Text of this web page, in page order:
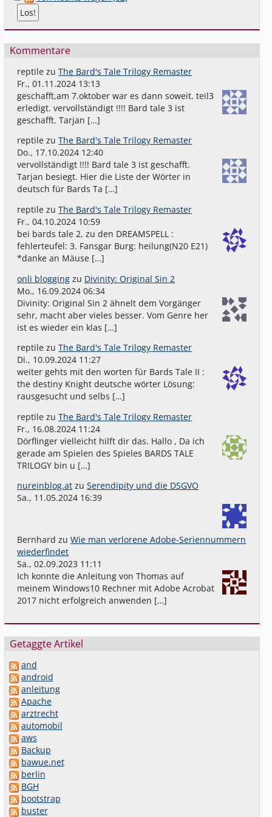
Kommentare
reptile zuThe Bard's Tale Trilogy Remaster
Fr., 01.11.2024 13:13
geschafft,am 7.oktober war es dann soweit. teil3
erledigt. vervollständigt !!!! Bard tale 3 ist
geschafft. Tarjan […]
reptile zuThe Bard's Tale Trilogy Remaster
Do., 17.10.2024 12:40
vervollständigt !!!! Bard tale 3 ist geschafft.
Tarjan besiegt. Hier die Liste der Wörter in
deutsch für Bards Ta […]
reptile zuThe Bard's Tale Trilogy Remaster
Fr., 04.10.2024 10:59
bei bards tale 2, zu den DREAMSPELL :
fehlerteufel: 3. Fansgar Burg: heilung(N20 E21)
*danke an Mäuse […]
onli blogging zu Divinity: Original Sin 2
Mo., 16.09.2024 06:34
Divinity: Original Sin 2 ähnelt dem Vorgänger
sehr, macht aber vieles besser. Vom Genre her
ist es wieder ein klas […]
reptile zuThe Bard's Tale Trilogy Remaster
Di., 10.09.2024 11:27
weiter gehts mit den worten für Bards Tale II :
the destiny Knight deutsche wörter Lösung:
rausgesucht und selbs […]
reptile zuThe Bard's Tale Trilogy Remaster
Fr., 16.08.2024 11:24
Dörflinger vielleicht hilft dir das. Hallo , Da ich
gerade am Spielen des Spieles BARDS TALE
TRILOGY bin u […]
nureinblog.at zuSerendipity und die DSGVO
Sa., 11.05.2024 16:39
Bernhard zuWie man verlorene Adobe-Seriennummern
wiederfindet
Sa., 02.09.2023 11:11
Ich konnte die Anleitung von Thomas auf
meinem Windows10 Rechner mit Adobe Acrobat
2017 nicht erfolgreich anwenden […]
Getaggte Artikel
and
android
anleitung
Apache
arztrecht
automobil
aws
Backup
bawue.net
berlin
BGH
bootstrap
buster